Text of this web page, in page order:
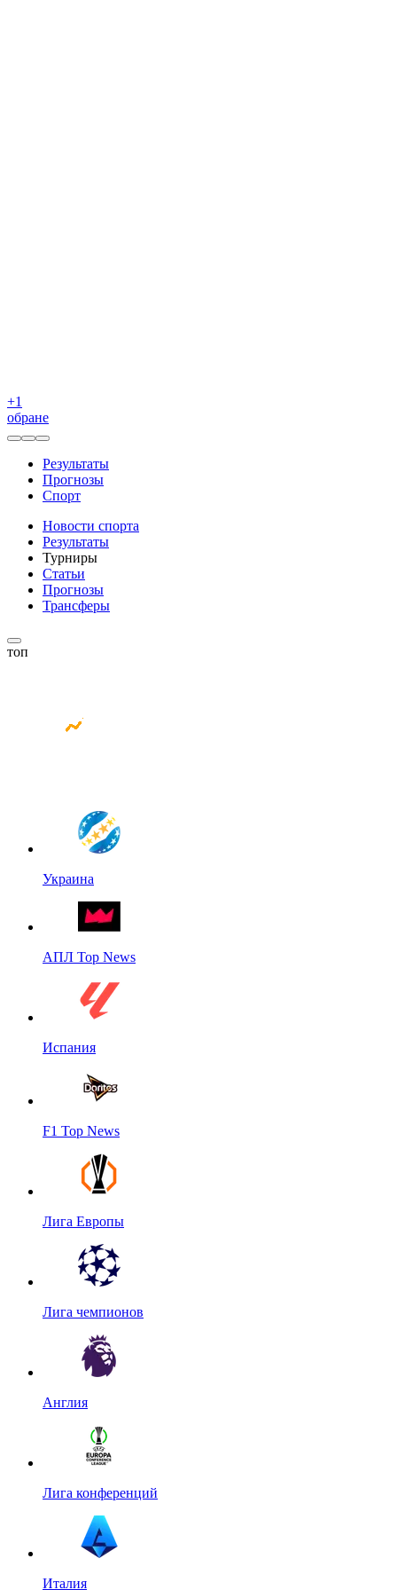
+1
обране
Результаты
Прогнозы
Спорт
Новости спорта
Результаты
Турниры
Статьи
Прогнозы
Трансферы
топ
Украина
АПЛ Top News
Испания
F1 Top News
Лига Европы
Лига чемпионов
Англия
Лига конференций
Италия